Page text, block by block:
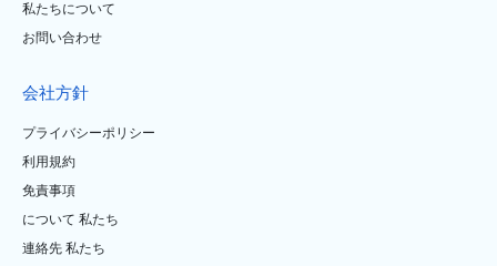
私たちについて
お問い合わせ
会社方針
プライバシーポリシー
利用規約
免責事項
について 私たち
連絡先 私たち